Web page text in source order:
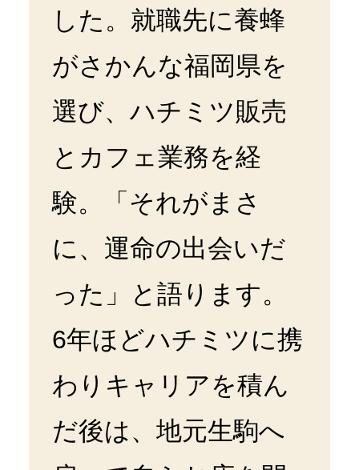
した。就職先に養蜂
がさかんな福岡県を
選び、ハチミツ販売
とカフェ業務を経
験。「それがまさ
に、運命の出会いだ
った」と語ります。
6年ほどハチミツに携
わりキャリアを積ん
だ後は、地元生駒へ